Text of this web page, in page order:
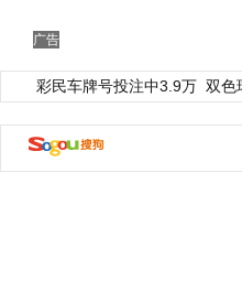
广告
彩民车牌号投注中3.9万 双色